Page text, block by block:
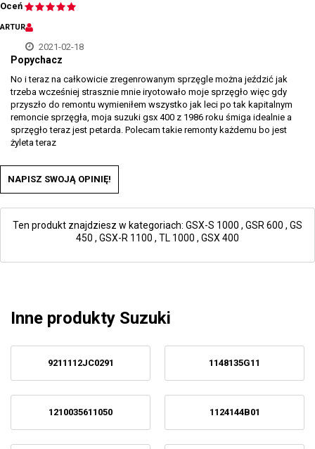
Oceń
ARTUR
2021-02-18
Popychacz
No i teraz na całkowicie zregenrowanym sprzęgle można jeździć jak
trzeba wcześniej strasznie mnie iryotowało moje sprzęgło więc gdy
przyszło do remontu wymieniłem wszystko jak leci po tak kapitalnym
remoncie sprzęgła, moja suzuki gsx 400 z 1986 roku śmiga idealnie a
sprzęgło teraz jest petarda. Polecam takie remonty każdemu bo jest
żyleta teraz
NAPISZ SWOJĄ OPINIĘ!
Ten produkt znajdziesz w kategoriach: GSX-S 1000 , GSR 600 , GS
450 , GSX-R 1100 , TL 1000 , GSX 400
Inne produkty Suzuki
9211112JC0291 1148135G11
1210035611050 1124144B01